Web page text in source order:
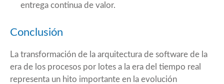
entrega continua de valor.
Conclusión
La transformación de la arquitectura de software de la
era de los procesos por lotes a la era del tiempo real
representa un hito importante en la evolución